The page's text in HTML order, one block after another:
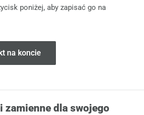
poniżej, aby zapisać go na
na koncie
zamienne dla swojego